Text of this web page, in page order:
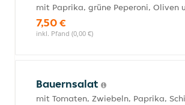
mit Paprika, grüne Peperoni, Oliven
7,50 €
inkl. Pfand (0,00 €)
Bauernsalat
mit Tomaten, Zwiebeln, Paprika,